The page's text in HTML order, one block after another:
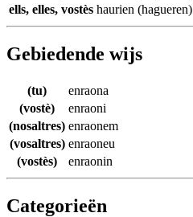
ells, elles, vostès haurien (hagueren)
Gebiedende wijs
(tu)
enraona
(vostè)
enraoni
(nosaltres) enraonem
(vosaltres) enraoneu
(vostès)
enraonin
Categorieën